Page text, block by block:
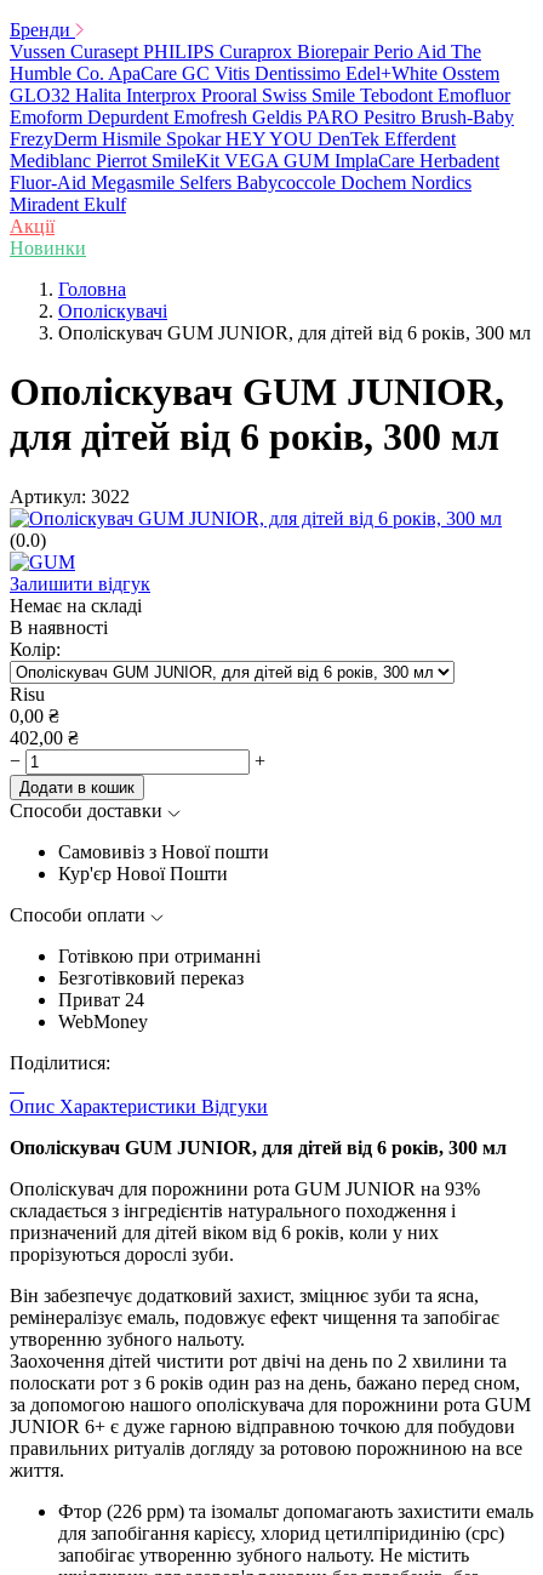
Бренди
Vussen Curasept PHILIPS Curaprox Biorepair Perio Aid The
Humble Co. ApaCare GC Vitis Dentissimo Edel+White Osstem
GLO32 Halita Interprox Prooral Swiss Smile Tebodont Emofluor
Emoform Depurdent Emofresh Geldis PARO Pesitro Brush-Baby
FrezyDerm Hismile Spokar HEY YOU DenTek Efferdent
Mediblanc Pierrot SmileKit VEGA GUM ImplaCare Herbadent
Fluor-Aid Megasmile Selfers Babycoccole Dochem Nordics
Miradent Ekulf
Акції
Новинки
Головна
Ополіскувачі
Ополіскувач GUM JUNIOR, для дітей від 6 років, 300 мл
Ополіскувач GUM JUNIOR,
для дітей від 6 років, 300 мл
Артикул: 3022
(0.0)
Залишити відгук
Немає на складі
В наявності
Колір:
Risu
0,00 ₴
402,00 ₴
−
+
Додати в кошик
Способи доставки
Самовивіз з Нової пошти
Кур'єр Нової Пошти
Способи оплати
Готівкою при отриманні
Безготівковий переказ
Приват 24
WebMoney
Поділитися:
Опис Характеристики Відгуки
Ополіскувач GUM JUNIOR, для дітей від 6 років, 300 мл
Ополіскувач для порожнини рота GUM JUNIOR на 93%
складається з інгредієнтів натурального походження і
призначений для дітей віком від 6 років, коли у них
прорізуються дорослі зуби.
Він забезпечує додатковий захист, зміцнює зуби та ясна,
ремінералізує емаль, подовжує ефект чищення та запобігає
утворенню зубного нальоту.
Заохочення дітей чистити рот двічі на день по 2 хвилини та
полоскати рот з 6 років один раз на день, бажано перед сном,
за допомогою нашого ополіскувача для порожнини рота GUM
JUNIOR 6+ є дуже гарною відправною точкою для побудови
правильних ритуалів догляду за ротовою порожниною на все
життя.
Фтор (226 ррм) та ізомальт допомагають захистити емаль
для запобігання карієсу, хлорид цетилпіридинію (cpc)
запобігає утворенню зубного нальоту. Не містить